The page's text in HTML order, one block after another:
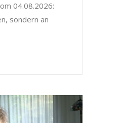
04.08.2026:
sondern an